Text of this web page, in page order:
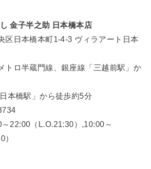
金子半之助 日本橋本店
区日本橋本町1-4-3 ヴィラアート日本
トロ半蔵門線、銀座線「三越前駅」か
本橋駅」から徒歩約5分
22:00（L.O.21:30）,10:00～
）